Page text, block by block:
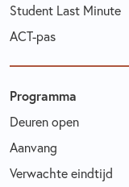
Student Last Minute
ACT-pas
Programma
Deuren open
Aanvang
Verwachte eindtijd